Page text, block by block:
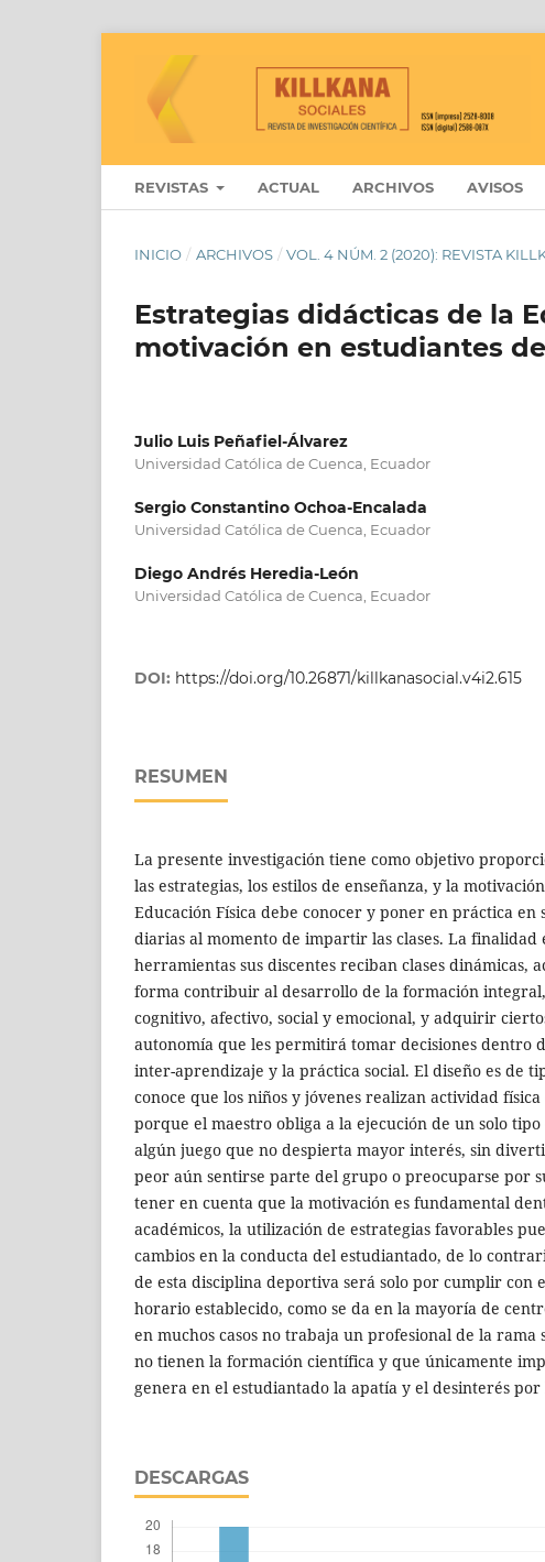
REVISTAS ACTUAL ARCHIVOS AVISOS
INICIO / ARCHIVOS / VOL. 4 NÚM. 2 (2020): REVISTA
Estrategias didácticas de la
motivación en estudiantes
Julio Luis Peñafiel-Álvarez
Universidad Católica de Cuenca, Ecuador
Sergio Constantino Ochoa-Encalada
Universidad Católica de Cuenca, Ecuador
Diego Andrés Heredia-León
Universidad Católica de Cuenca, Ecuador
DOI: https://doi.org/10.26871/killkanasocial.v4i2.615
RESUMEN
La presente investigación tiene como objetivo
las estrategias, los estilos de enseñanza, y la
Educación Física debe conocer y poner en práctica en
diarias al momento de impartir las clases. La finalidad
herramientas sus discentes reciban clases dinámicas,
forma contribuir al desarrollo de la formación
cognitivo, afectivo, social y emocional, y adquirir
autonomía que les permitirá tomar decisiones dentro
inter-aprendizaje y la práctica social. El diseño es de
conoce que los niños y jóvenes realizan actividad física
porque el maestro obliga a la ejecución de un solo
algún juego que no despierta mayor interés, sin
peor aún sentirse parte del grupo o preocuparse por
tener en cuenta que la motivación es fundamental
académicos, la utilización de estrategias favorables
cambios en la conducta del estudiantado, de lo
de esta disciplina deportiva será solo por cumplir con
horario establecido, como se da en la mayoría de
en muchos casos no trabaja un profesional de la rama
no tienen la formación científica y que únicamente
genera en el estudiantado la apatía y el desinterés
DESCARGAS